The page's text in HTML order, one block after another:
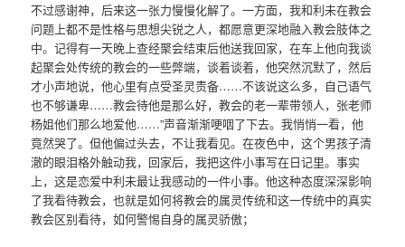
不过感谢神，后来这一张力慢慢化解了。一方面，我和利未在教会
问题上都不是性格与思想尖锐之人，都愿意更深地融入教会肢体之
中。记得有一天晚上查经聚会结束后他送我回家，在车上他向我谈
起聚会处传统的教会的一些弊端，谈着谈着，他突然沉默了，然后
才小声地说，他心里有点受圣灵责备……不该说这么多，自己语气
也不够谦卑……教会待他是那么好，教会的老一辈带领人，张老师
杨姐他们那么地爱他……”声音渐渐哽咽了下去。我悄悄一看，他
竟然哭了。但他偏过头去，不让我看见。在夜色中，这个男孩子清
澈的眼泪格外触动我，回家后，我把这件小事写在日记里。事实
上，这是恋爱中利未最让我感动的一件小事。他这种态度深深影响
了我看待教会，也就是如何将教会的属灵传统和这一传统中的真实
教会区别看待，如何警惕自身的属灵骄傲；